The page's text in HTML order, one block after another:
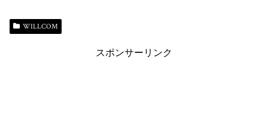
bo
ok
n t
WILLCOM
スポンサーリンク